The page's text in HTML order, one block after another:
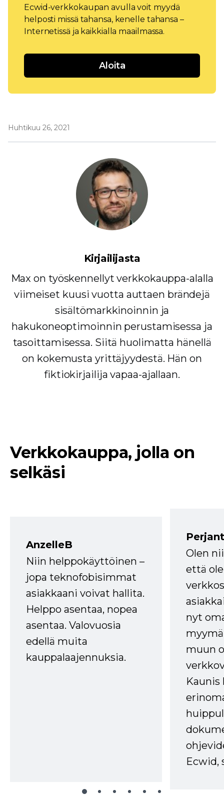
Ecwid-verkkokaupan avulla voit myydä
helposti missä tahansa, kenelle tahansa –
Internetissä ja kaikkialla maailmassa.
Aloita
Huhtikuu 26, 2021
Kirjailijasta
Max on työskennellyt verkkokauppa-alalla
viimeiset kuusi vuotta auttaen brändejä
sisältömarkkinoinnin ja
hakukoneoptimoinnin perustamisessa ja
tasoittamisessa. Siitä huolimatta hänellä
on kokemusta yrittäjyydestä. Hän on
fiktiokirjailija vapaa-ajallaan.
Verkkokauppa, jolla on
selkäsi
AnzelleB
Niin helppokäyttöinen –
jopa teknofobisimmat
asiakkaani voivat hallita.
Helppo asentaa, nopea
asentaa. Valovuosia
edellä muita
kauppalaajennuksia.
Olen
että
nyt
muun
Kaunis
Ecwid,